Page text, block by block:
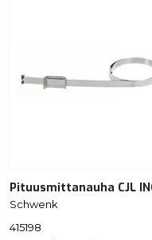
Pituusmittanauha CJL
Schwenk
415198